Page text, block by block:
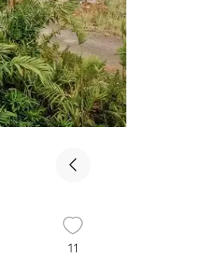
11